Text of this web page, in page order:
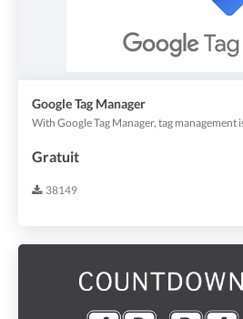
Google Tag Manager
Gratuit
38149